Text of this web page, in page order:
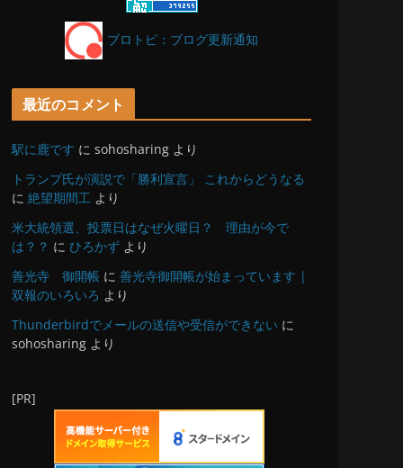
ブロトピ：ブログ更新通知
最近のコメント
駅に鹿です に sohosharing より
トランプ氏が演説で「勝利宣言」 これからどうなる
に 絶望期間工 より
米大統領選、投票日はなぜ火曜日？ 理由が今で
は？？ に ひろかず より
善光寺 御開帳 に 善光寺御開帳が始まっています |
双報のいろいろ より
Thunderbirdでメールの送信や受信ができない に
sohosharing より
[PR]